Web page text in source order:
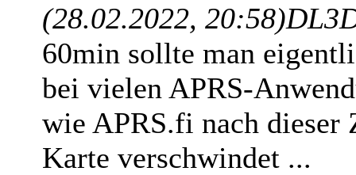
(28.02.2022, 20:58)
60min sollte man
bei vielen APRS-
wie APRS.fi nach dieser
Karte verschwindet ...